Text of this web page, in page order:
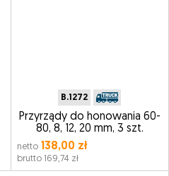
B.1272
Przyrządy do honowania 60-
80, 8, 12, 20 mm, 3 szt.
netto138,00 zł
brutto 169,74 zł